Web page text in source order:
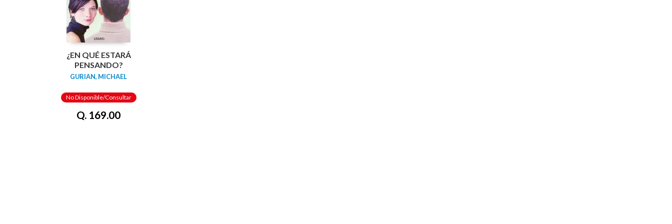
¿EN QUÉ ESTARÁ
PENSANDO?
GURIAN, MICHAEL
No Disponible/Consultar
Q. 169.00